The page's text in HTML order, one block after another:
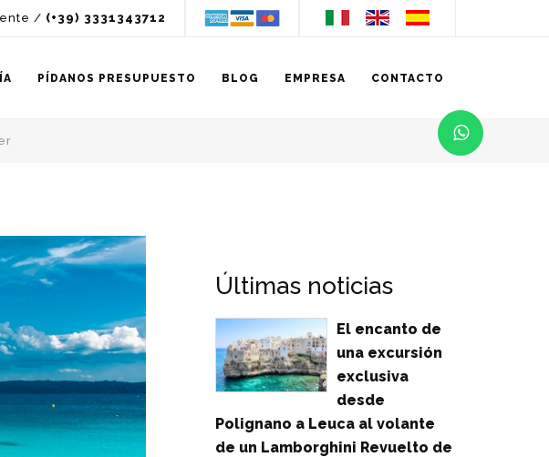
/ (+39) 3331343712
PÍDANOS PRESUPUESTO BLOG EMPRESA CONTACTO
Últimas noticias
El encanto de
una excursión
exclusiva
desde
Polignano a Leuca al volante
de un Lamborghini Revuelto de